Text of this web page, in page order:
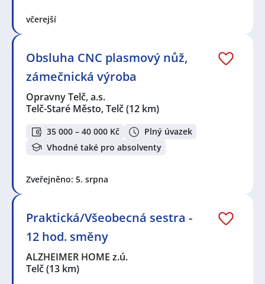
včerejší
Obsluha CNC plasmový nůž,
zámečnická výroba
Opravny Telč, a.s.
Telč-Staré Město, Telč(12 km)
35 000 – 40 000 Kč
Plný úvazek
Vhodné také pro absolventy
Zveřejněno: 5. srpna
Praktická/Všeobecná sestra -
12 hod. směny
ALZHEIMER HOME z.ú.
Telč(13 km)